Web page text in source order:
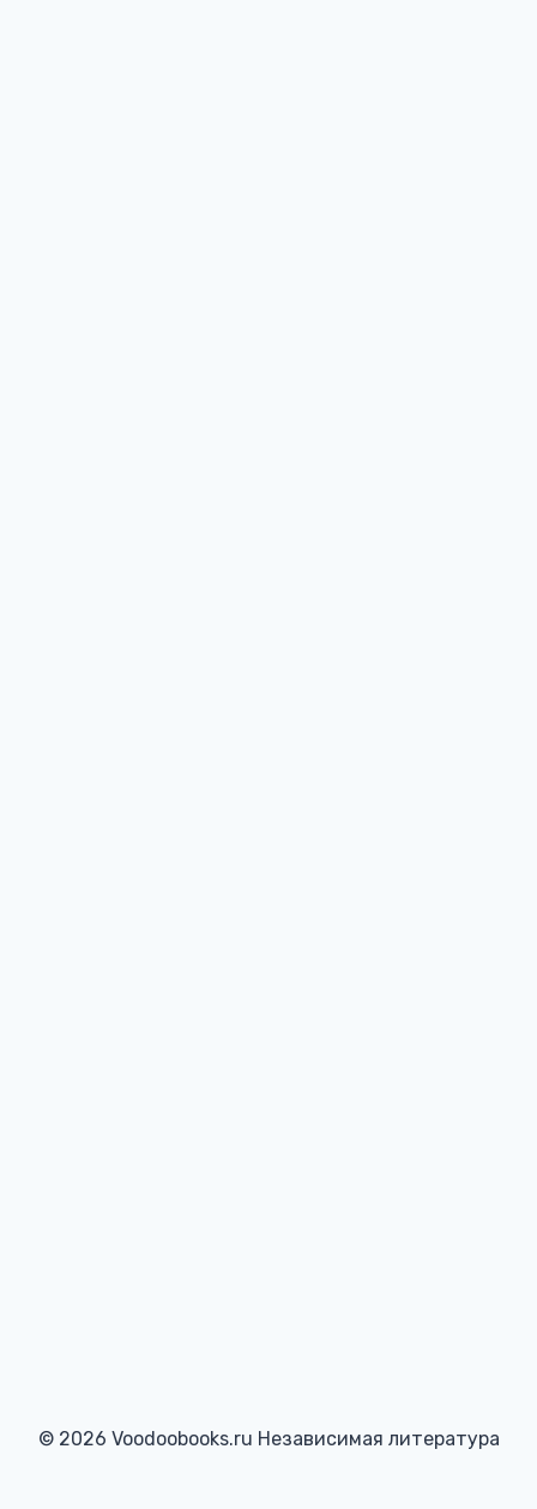
© 2026 Voodoobooks.ru Независимая литература